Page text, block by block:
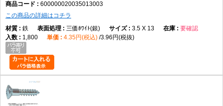
600000020035013003
この商品の詳細はコチラ
鉄
三価ﾎﾜｲﾄ(銀) 3.5 X 13
要確認
1,800
4.35円(税込) 3.96円(税抜)